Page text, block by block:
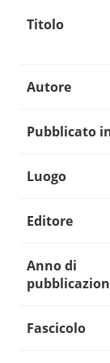
Titolo
Autore
Pubblicato
Luogo
Editore
Anno di
Fascicolo